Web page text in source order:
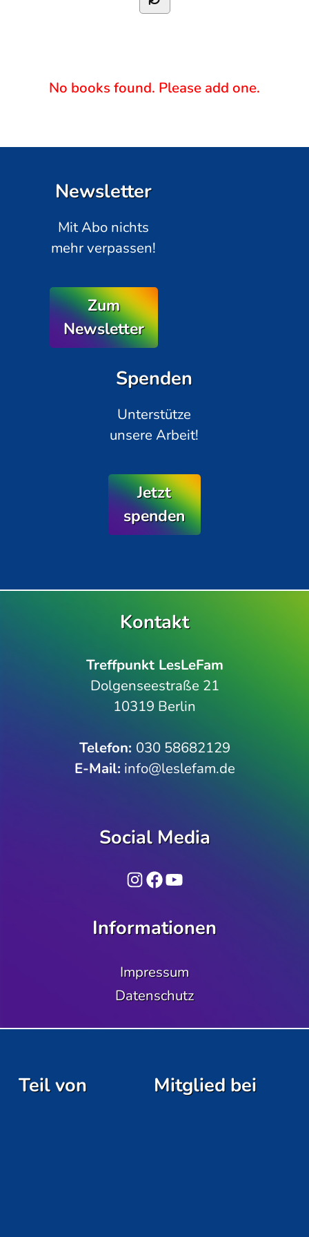
No books found. Please add one.
Newsletter
Mit Abo nichts
mehr verpassen!
Zum
Newsletter
Spenden
Unterstütze
unsere Arbeit!
Jetzt
spenden
Kontakt
Treffpunkt LesLeFam
Dolgenseestraße 21
10319 Berlin
Telefon­: 030 58682129
E-Mail: info@leslefam.de
Social Media
Instagram
Facebook
YouTube
Informationen
Impressum
Datenschutz
Teil von Mitglied bei